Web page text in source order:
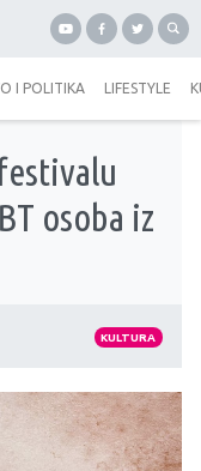
I POLITIKA LIFESTYLE
osoba iz
KULTURA